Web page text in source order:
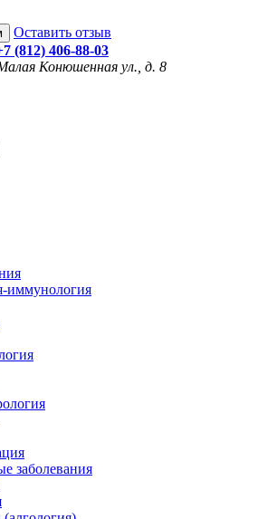
Оставить отзыв
(812) 406-88-03
Конюшенная ул., д. 8
иммунология
заболевания